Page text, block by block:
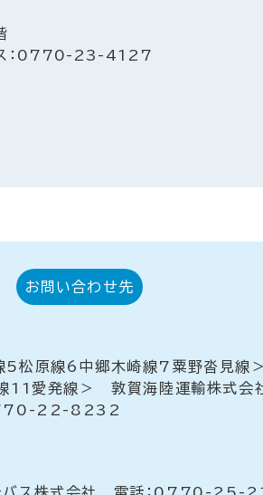
ス：0770-23-4127
お問い合わせ先
5松原線6中郷木崎線7粟野沓
線11愛発線＞ 敦賀海陸運輸株
0770-22-8232
バス株式会社 電話：0770-25-